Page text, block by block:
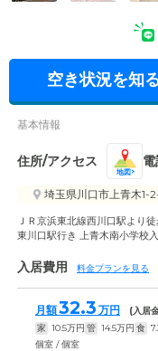
空き状況を知
基本情報
住所/アクセス
地図
埼玉県川口市上青木1-
ＪＲ京浜東北線西川口駅より
東川口駅行き 上青木南小学校
入居費用 料金プランを見る
月額32.3 万円 (入居
家 10.5万円 管 14.5万円 食
個室 / 個室